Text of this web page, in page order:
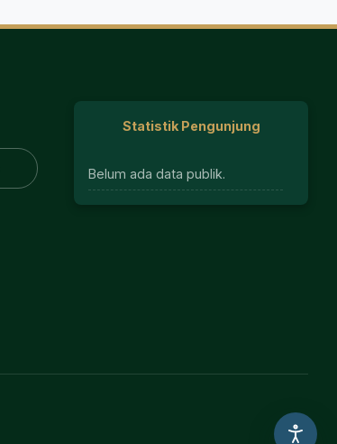
Statistik Pengunjung
Belum ada data publik.